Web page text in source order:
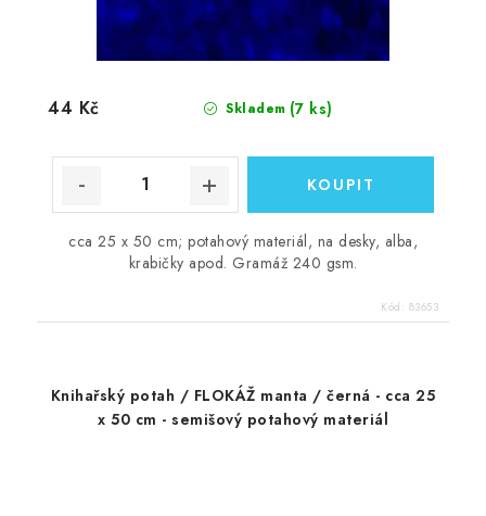
Skladem (7 ks)
44 Kč
cca 25 x 50 cm; potahový materiál, na desky, alba,
krabičky apod. Gramáž 240 gsm.
Kód: 83653
Knihařský potah / FLOKÁŽ manta / černá - cca 25
x 50 cm - semišový potahový materiál